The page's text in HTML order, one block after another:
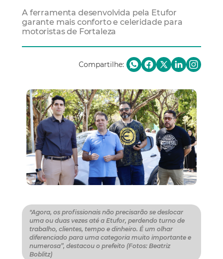
A ferramenta desenvolvida pela Etufor
garante mais conforto e celeridade para
motoristas de Fortaleza
Compartilhe:
"Agora, os profissionais não precisarão se deslocar
uma ou duas vezes até a Etufor, perdendo turno de
trabalho, clientes, tempo e dinheiro. É um olhar
diferenciado para uma categoria muito importante e
numerosa”, destacou o prefeito (Fotos: Beatriz
Boblitz)